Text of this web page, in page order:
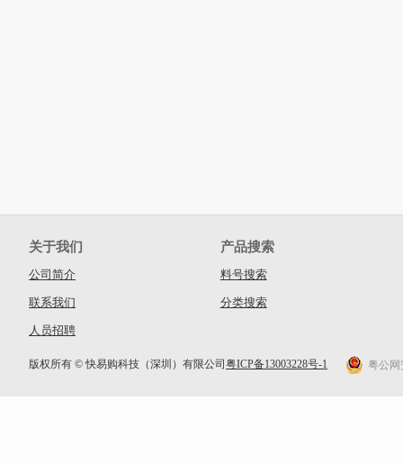
关于我们
公司简介
联系我们
人员招聘
产品搜索
料号搜索
分类搜索
版权所有 © 快易购科技（深圳）有限公司 粤ICP备13003228号-1 粤公网